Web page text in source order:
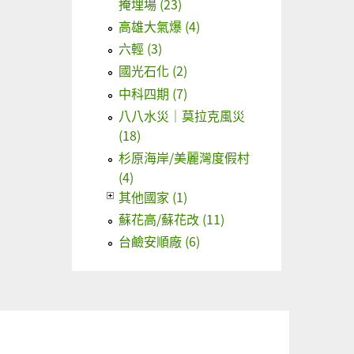
掩埋場 (23)
高雄大氣爆 (4)
六輕 (3)
國光石化 (2)
中科四期 (7)
八八水災｜莫拉克風災
(18)
杉原海岸/美麗灣度假村
(4)
其他國家 (1)
蘇花高/蘇花改 (11)
台鹼安順廠 (6)